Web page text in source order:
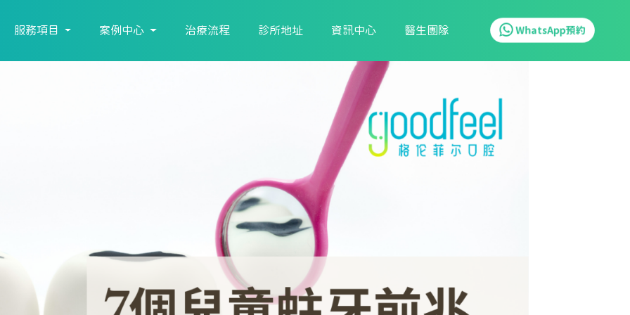
服務項目 案例中心 治療流程 診所地址 資訊中心 醫生團隊 WhatsApp預約